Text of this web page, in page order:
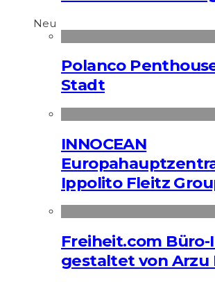
Neu
Polanco
Stadt
INNOCEAN
Ippolito Fleitz
Freiheit.com
gestaltet von Arzu